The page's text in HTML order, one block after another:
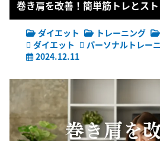
巻き肩を改善！簡単筋トレとス
ダイエット トレーニング
ダイエット
パーソナルトレー
2024.12.11